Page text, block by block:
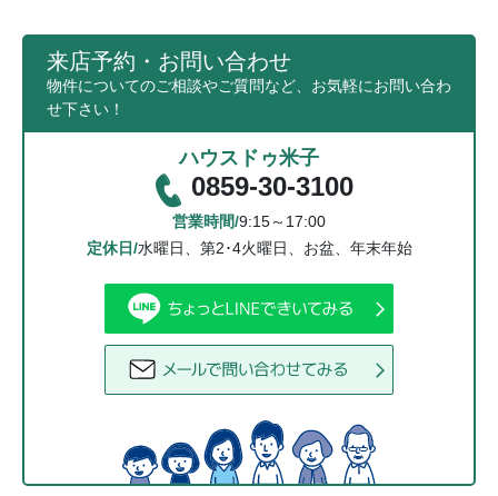
来店予約・お問い合わせ
物件についてのご相談やご質問など、お気軽にお問い合わ
せ下さい！
ハウスドゥ米子
0859-30-3100
営業時間/9:15～17:00
定休日/水曜日、第2･4火曜日、お盆、年末年始